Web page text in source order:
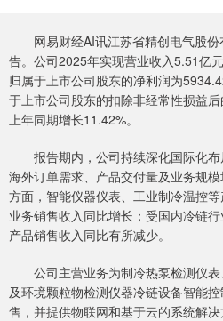
网易财经AI讯江苏省精创电气股份
告。公司2025年实现营业收入5.51亿
归属于上市公司股东的净利润为
于上市公司股东的扣除非经常性损益
上年同期增长11.42%。
报告期内，公司持续深化国际化布
海外订单需求、产品交付量及业务规
方面，智能仪器仪表、工业制冷温控
业务销售收入同比增长；受国内冷链
产品销售收入同比有所减少。
公司主营业务为制冷热泵检测仪表
及环境颗粒物检测仪器冷链设备智能
售，并提供物联网和基于云的系统解